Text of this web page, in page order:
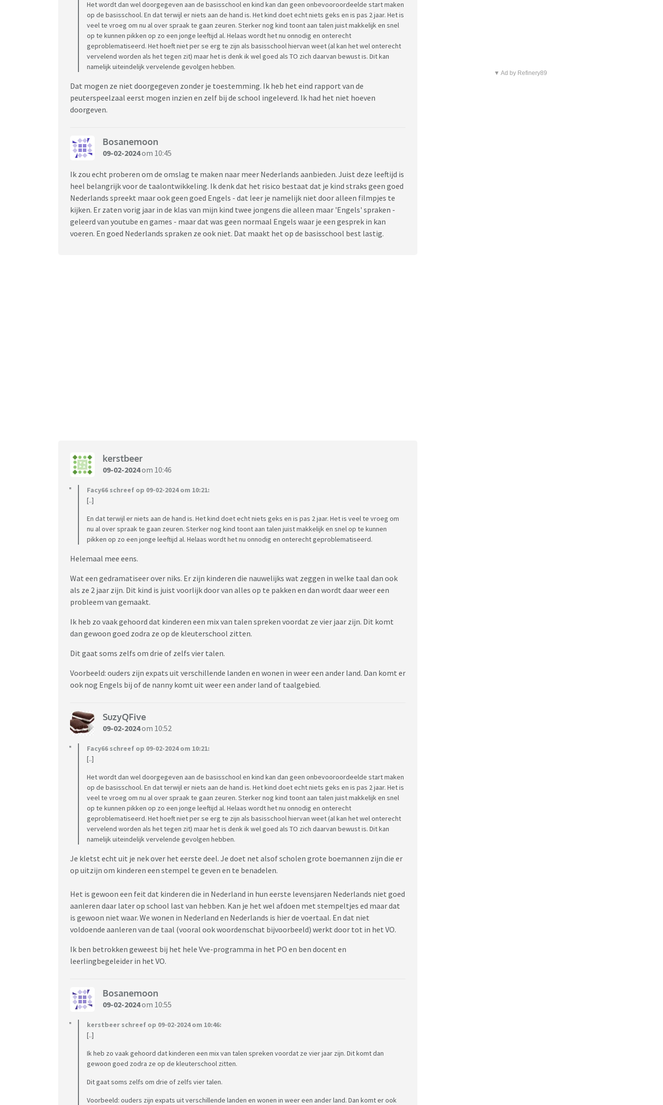
Een mama die zich enorm waardeloos voelt..
Het wordt dan wel doorgegeven aan de basisschool en kind kan dan geen onbevooroordeelde start maken
op de basisschool. En dat terwijl er niets aan de hand is. Het kind doet echt niets geks en is pas 2 jaar. Het is
veel te vroeg om nu al over spraak te gaan zeuren. Sterker nog kind toont aan talen juist makkelijk en snel
op te kunnen pikken op zo een jonge leeftijd al. Helaas wordt het nu onnodig en onterecht
geproblematiseerd. Het hoeft niet per se erg te zijn als basisschool hiervan weet (al kan het wel onterecht
vervelend worden als het tegen zit) maar het is denk ik wel goed als TO zich daarvan bewust is. Dit kan
namelijk uiteindelijk vervelende gevolgen hebben.
Dat mogen ze niet doorgegeven zonder je toestemming. Ik heb het eind rapport van de
peuterspeelzaal eerst mogen inzien en zelf bij de school ingeleverd. Ik had het niet hoeven
doorgeven.
Bosanemoon
09-02-2024om 10:45
Ik zou echt proberen om de omslag te maken naar meer Nederlands aanbieden. Juist deze leeftijd is
heel belangrijk voor de taalontwikkeling. Ik denk dat het risico bestaat dat je kind straks geen goed
Nederlands spreekt maar ook geen goed Engels - dat leer je namelijk niet door alleen filmpjes te
kijken. Er zaten vorig jaar in de klas van mijn kind twee jongens die alleen maar 'Engels' spraken -
geleerd van youtube en games - maar dat was geen normaal Engels waar je een gesprek in kan
voeren. En goed Nederlands spraken ze ook niet. Dat maakt het op de basisschool best lastig.
kerstbeer
09-02-2024om 10:46
Facy66 schreef op 09-02-2024 om 10:21:
[..]
En dat terwijl er niets aan de hand is. Het kind doet echt niets geks en is pas 2 jaar. Het is veel te vroeg om
nu al over spraak te gaan zeuren. Sterker nog kind toont aan talen juist makkelijk en snel op te kunnen
pikken op zo een jonge leeftijd al. Helaas wordt het nu onnodig en onterecht geproblematiseerd.
Helemaal mee eens.
Wat een gedramatiseer over niks. Er zijn kinderen die nauwelijks wat zeggen in welke taal dan ook
als ze 2 jaar zijn. Dit kind is juist voorlijk door van alles op te pakken en dan wordt daar weer een
probleem van gemaakt.
Ik heb zo vaak gehoord dat kinderen een mix van talen spreken voordat ze vier jaar zijn. Dit komt
dan gewoon goed zodra ze op de kleuterschool zitten.
Dit gaat soms zelfs om drie of zelfs vier talen.
Voorbeeld: ouders zijn expats uit verschillende landen en wonen in weer een ander land. Dan komt er
ook nog Engels bij of de nanny komt uit weer een ander land of taalgebied.
SuzyQFive
09-02-2024om 10:52
Facy66 schreef op 09-02-2024 om 10:21:
[..]
Het wordt dan wel doorgegeven aan de basisschool en kind kan dan geen onbevooroordeelde start maken
op de basisschool. En dat terwijl er niets aan de hand is. Het kind doet echt niets geks en is pas 2 jaar. Het is
veel te vroeg om nu al over spraak te gaan zeuren. Sterker nog kind toont aan talen juist makkelijk en snel
op te kunnen pikken op zo een jonge leeftijd al. Helaas wordt het nu onnodig en onterecht
geproblematiseerd. Het hoeft niet per se erg te zijn als basisschool hiervan weet (al kan het wel onterecht
vervelend worden als het tegen zit) maar het is denk ik wel goed als TO zich daarvan bewust is. Dit kan
namelijk uiteindelijk vervelende gevolgen hebben.
Je kletst echt uit je nek over het eerste deel. Je doet net alsof scholen grote boemannen zijn die er
op uitzijn om kinderen een stempel te geven en te benadelen.
Het is gewoon een feit dat kinderen die in Nederland in hun eerste levensjaren Nederlands niet goed
aanleren daar later op school last van hebben. Kan je het wel afdoen met stempeltjes ed maar dat
is gewoon niet waar. We wonen in Nederland en Nederlands is hier de voertaal. En dat niet
voldoende aanleren van de taal (vooral ook woordenschat bijvoorbeeld) werkt door tot in het VO.
Ik ben betrokken geweest bij het hele Vve-programma in het PO en ben docent en
leerlingbegeleider in het VO.
Bosanemoon
09-02-2024om 10:55
kerstbeer schreef op 09-02-2024 om 10:46:
[..]
Ik heb zo vaak gehoord dat kinderen een mix van talen spreken voordat ze vier jaar zijn. Dit komt dan
gewoon goed zodra ze op de kleuterschool zitten.
Dit gaat soms zelfs om drie of zelfs vier talen.
Voorbeeld: ouders zijn expats uit verschillende landen en wonen in weer een ander land. Dan komt er ook
▼ Ad by Refinery89